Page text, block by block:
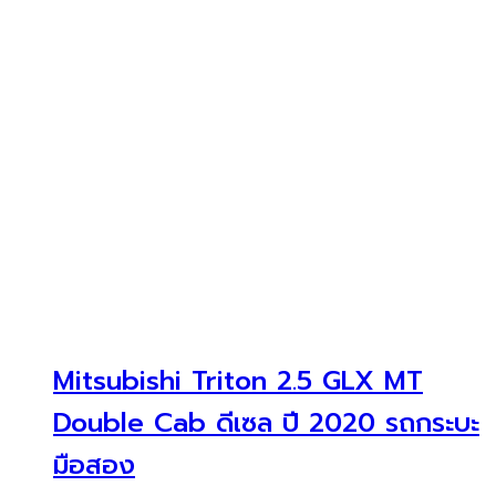
Mitsubishi Triton 2.5 GLX MT
Double Cab ดีเซล ปี 2020 รถกระบะ
มือสอง